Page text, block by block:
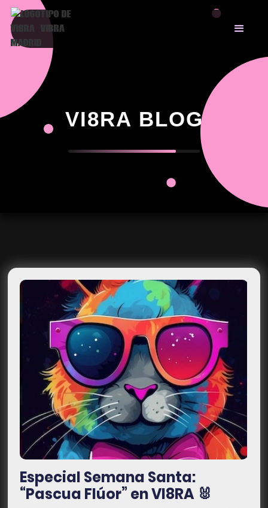
VI8RA BLOG
Especial Semana Santa:
“Pascua Flúor” en VI8RA 🐰